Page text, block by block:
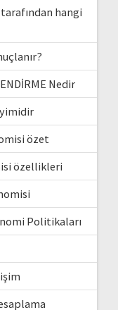
tarafından hangi
Nedir
özet
özellikleri
Politikaları